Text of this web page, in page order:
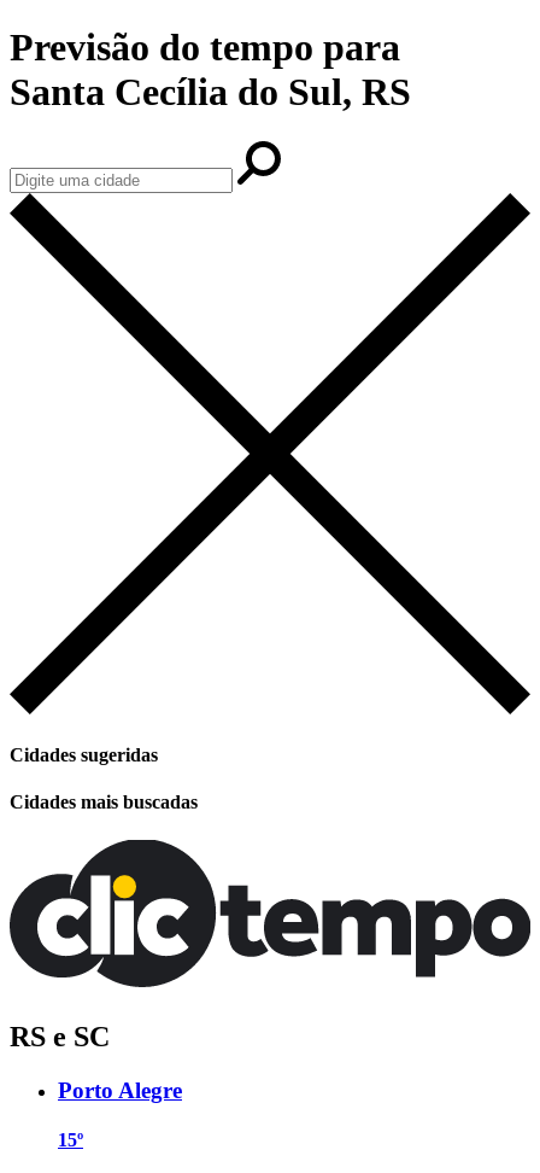
Previsão do tempo para
Santa Cecília do Sul, RS
Cidades sugeridas
Cidades mais buscadas
RS e SC
Porto Alegre
15º